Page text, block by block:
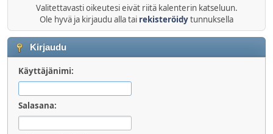
Valitettavasti oikeutesi eivät riitä kalenterin katseluun.
Ole hyvä ja kirjaudu alla tai rekisteröidytunnuksella
Kirjaudu
Käyttäjänimi:
Salasana: